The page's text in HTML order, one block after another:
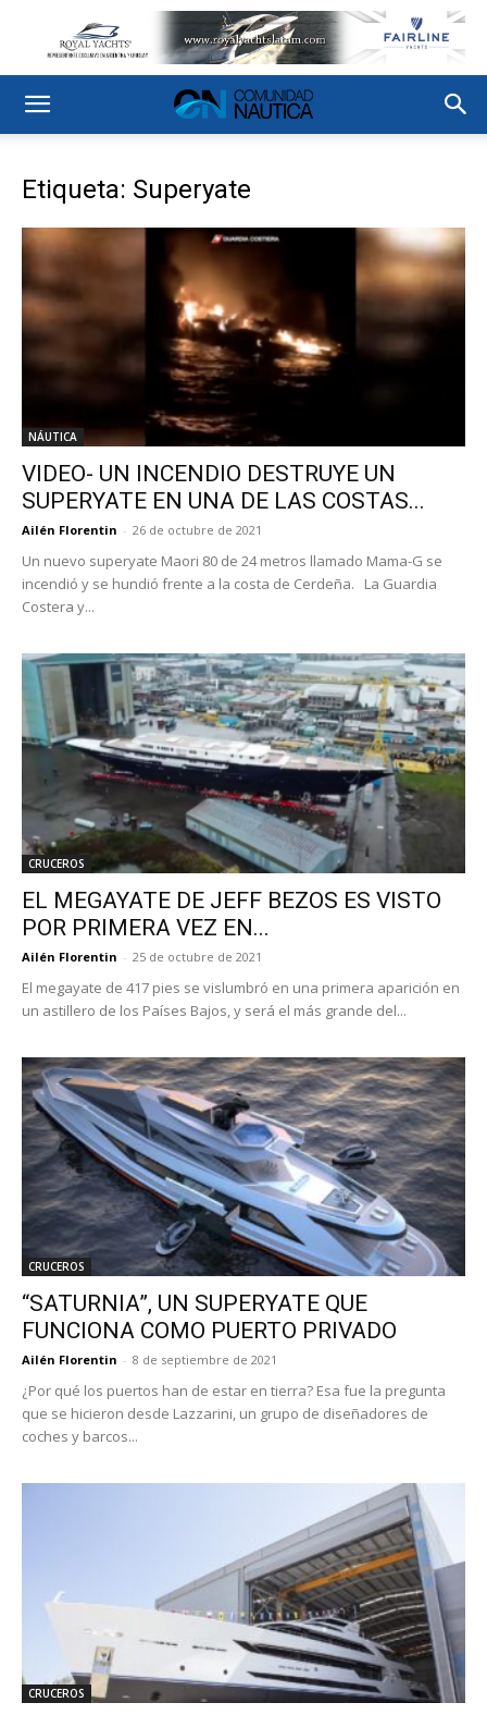
Etiqueta: Superyate
NÁUTICA
VIDEO- UN INCENDIO DESTRUYE UN
SUPERYATE EN UNA DE LAS COSTAS...
Ailén Florentin - 26 de octubre de 2021
Un nuevo superyate Maori 80 de 24 metros llamado Mama-G se
incendió y se hundió frente a la costa de Cerdeña. La Guardia
Costera y...
CRUCEROS
EL MEGAYATE DE JEFF BEZOS ES VISTO
POR PRIMERA VEZ EN...
Ailén Florentin - 25 de octubre de 2021
El megayate de 417 pies se vislumbró en una primera aparición en
un astillero de los Países Bajos, y será el más grande del...
CRUCEROS
“SATURNIA”, UN SUPERYATE QUE
FUNCIONA COMO PUERTO PRIVADO
Ailén Florentin - 8 de septiembre de 2021
¿Por qué los puertos han de estar en tierra? Esa fue la pregunta
que se hicieron desde Lazzarini, un grupo de diseñadores de
coches y barcos...
CRUCEROS